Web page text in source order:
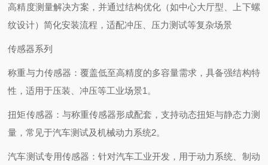
高精度测量解决方案，并通过结构优化（如中心大厅型、上下螺
纹设计）简化安装流程，适配冲压、压力测试等复杂场景
传感器系列
称重与力传感器：覆盖低至高精度的多容量需求，具备强结构特
性，适用于压装、冲压等工业场景1。
扭矩传感器：与称重传感器形成配套，支持动态扭矩与静态力测
量，常见于汽车测试及机械动力系统2。
汽车测试专用传感器：针对汽车工业开发，用于动力系统、制动